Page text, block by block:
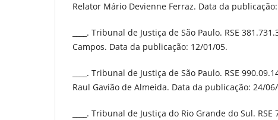
Relator Mário Devienne Ferraz. Data da
____. Tribunal de Justiça de São Paulo. RSE
Campos. Data da publicação: 12/01/05.
____. Tribunal de Justiça de São Paulo. RSE
Raul Gavião de Almeida. Data da publicação: 24/
____. Tribunal de Justiça do Rio Grande do Sul.